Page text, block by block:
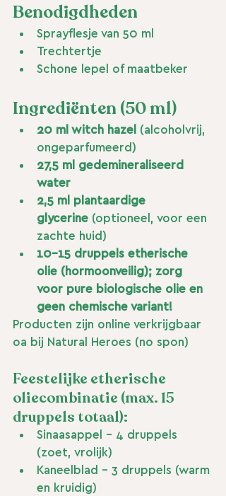
Benodigdheden
Sprayflesje van 50 ml
Trechtertje
Schone lepel of maatbeker
Ingrediënten (50 ml)
20 ml witch hazel (alcoholvrij,
ongeparfumeerd)
27,5 ml gedemineraliseerd
water
2,5 ml plantaardige
glycerine (optioneel, voor een
zachte huid)
10–15 druppels etherische
olie (hormoonveilig); zorg
voor pure biologische olie en
geen chemische variant!
Producten zijn online verkrijgbaar
oa bij Natural Heroes (no spon)
Feestelijke etherische
oliecombinatie (max. 15
druppels totaal):
Sinaasappel – 4 druppels
(zoet, vrolijk)
Kaneelblad – 3 druppels (warm
en kruidig)